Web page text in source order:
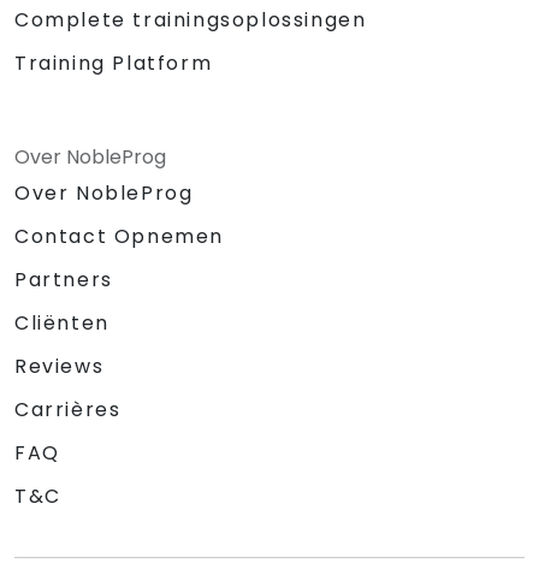
Complete trainingsoplossingen
Training Platform
Over NobleProg
Over NobleProg
Contact Opnemen
Partners
Cliënten
Reviews
Carrières
FAQ
T&C